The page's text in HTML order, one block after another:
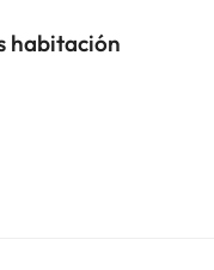
habitación